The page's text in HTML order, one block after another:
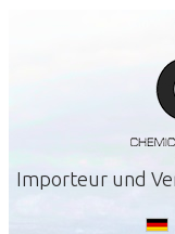
Importeur und